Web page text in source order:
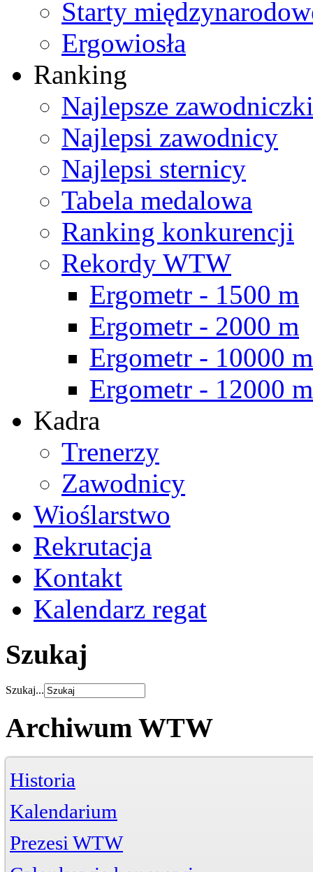
Starty
Ergowiosła
Ranking
Najlepsze zawodniczki
Najlepsi zawodnicy
Najlepsi sternicy
Tabela medalowa
Ranking konkurencji
Rekordy WTW
Ergometr - 1500 m
Ergometr - 2000 m
Ergometr - 10000 m
Ergometr - 12000 m
Kadra
Trenerzy
Zawodnicy
Wioślarstwo
Rekrutacja
Kontakt
Kalendarz regat
Szukaj
Szukaj...
Archiwum WTW
Historia
Kalendarium
Prezesi WTW